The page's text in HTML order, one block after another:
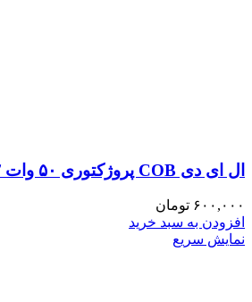
ال ای دی COB پروژکتوری ۵۰ وات ۱۲ ولت سفید آفتابی
۶۰۰,۰۰۰ تومان
افزودن به سبد خرید
نمایش سریع